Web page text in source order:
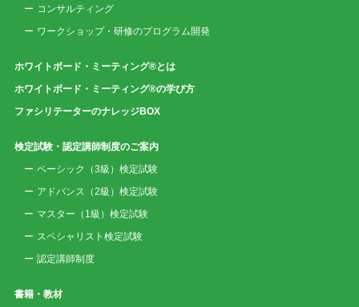
コンサルティング
ワークショップ・研修のプログラム開発
ホワイトボード・ミーティング®とは
ホワイトボード・ミーティング®の学び方
ファシリテーターのナレッジBOX
検定試験・認定講師制度のご案内
ベーシック（3級）検定試験
アドバンス（2級）検定試験
マスター（1級）検定試験
スペシャリスト検定試験
認定講師制度
書籍・教材